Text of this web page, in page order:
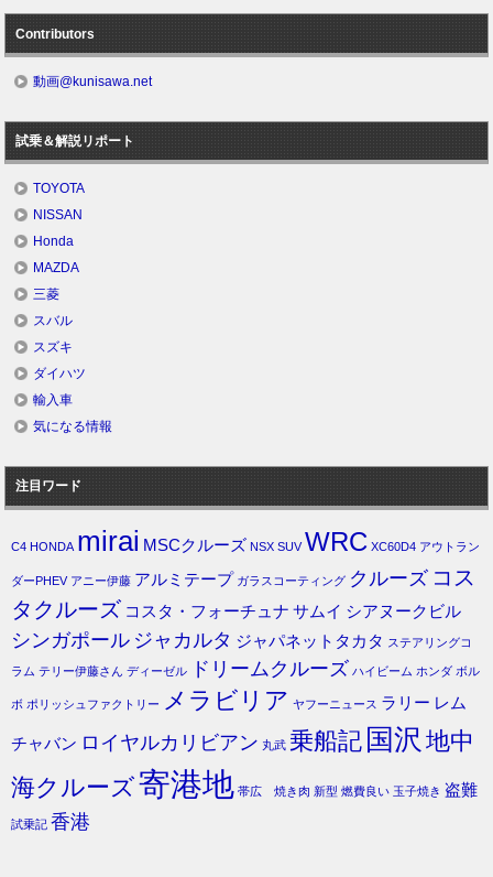
Contributors
動画@kunisawa.net
試乗＆解説リポート
TOYOTA
NISSAN
Honda
MAZDA
三菱
スバル
スズキ
ダイハツ
輸入車
気になる情報
注目ワード
C4 HONDA mirai MSCクルーズ NSX SUV WRC XC60D4 アウトラン
ダーPHEV アニー伊藤 アルミテープ ガラスコーティング クルーズ コス
タクルーズ コスタ・フォーチュナ サムイ シアヌークビル
シンガポール ジャカルタ ジャパネットタカタ ステアリングコ
ラム テリー伊藤さん ディーゼル ドリームクルーズ ハイビーム ホンダ ボル
ボ ポリッシュファクトリー メラビリア ヤフーニュース ラリー レム
チャバン ロイヤルカリビアン 丸武 乗船記 国沢 地中
海クルーズ寄港地 帯広 焼き肉 新型 燃費良い 玉子焼き 盗難
試乗記 香港